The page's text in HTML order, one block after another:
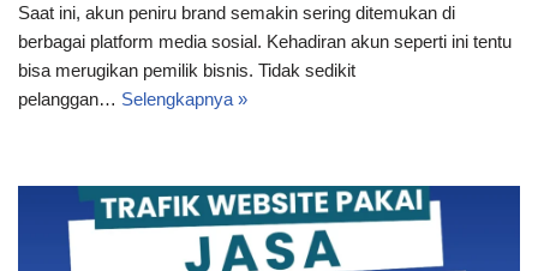
Saat ini, akun peniru brand semakin sering ditemukan di
berbagai platform media sosial. Kehadiran akun seperti ini tentu
bisa merugikan pemilik bisnis. Tidak sedikit
pelanggan… Selengkapnya »